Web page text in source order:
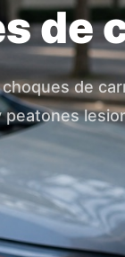
de
de